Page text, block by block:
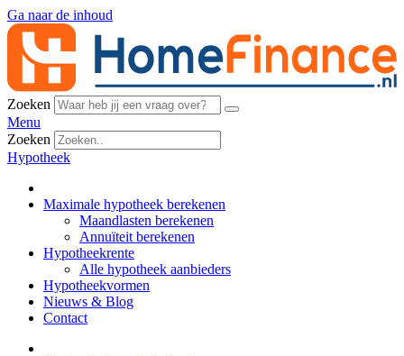
Ga naar de inhoud
Zoeken
Menu
Zoeken
Hypotheek
Maximale hypotheek berekenen
Maandlasten berekenen
Annuïteit berekenen
Hypotheekrente
Alle hypotheek aanbieders
Hypotheekvormen
Nieuws & Blog
Contact